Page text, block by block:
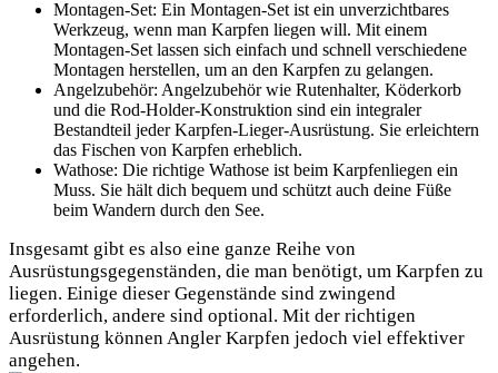
Montagen-Set: Ein Montagen-Set ist ein unverzichtbares
Werkzeug, wenn man Karpfen liegen will. Mit einem
Montagen-Set lassen sich einfach und schnell verschiedene
Montagen herstellen, um an den Karpfen zu gelangen.
Angelzubehör: Angelzubehör wie Rutenhalter, Köderkorb
und die Rod-Holder-Konstruktion sind ein integraler
Bestandteil jeder Karpfen-Lieger-Ausrüstung. Sie erleichtern
das Fischen von Karpfen erheblich.
Wathose: Die richtige Wathose ist beim Karpfenliegen ein
Muss. Sie hält dich bequem und schützt auch deine Füße
beim Wandern durch den See.
Insgesamt gibt es also eine ganze Reihe von
Ausrüstungsgegenständen, die man benötigt, um Karpfen zu
liegen. Einige dieser Gegenstände sind zwingend
erforderlich, andere sind optional. Mit der richtigen
Ausrüstung können Angler Karpfen jedoch viel effektiver
angehen.